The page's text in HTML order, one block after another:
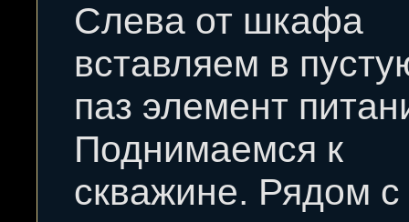
Слева от шкафа
вставляем в
паз элемент
Поднимаемся к
скважине. Рядом с